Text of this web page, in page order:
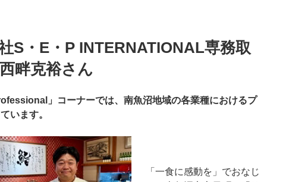
S・E・P INTERNATIONAL専務取
畔克裕さん
」コーナーでは、南魚沼地域の各業種におけるプ
います。
「一食に感動を」でおなじ